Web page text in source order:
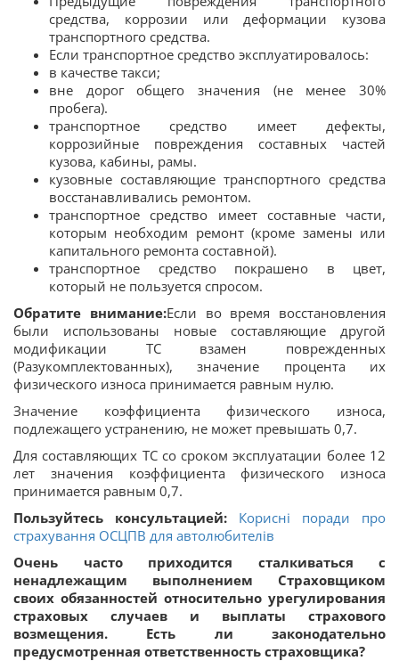
средства, коррозии или деформации кузова
транспортного средства.
Если транспортное средство эксплуатировалось:
в качестве такси;
вне дорог общего значения (не менее 30%
пробега).
транспортное средство имеет дефекты,
коррозийные повреждения составных частей
кузова, кабины, рамы.
кузовные составляющие транспортного средства
восстанавливались ремонтом.
транспортное средство имеет составные части,
которым необходим ремонт (кроме замены или
капитального ремонта составной).
транспортное средство покрашено в цвет,
который не пользуется спросом.
Обратите внимание:Если во время восстановления
были использованы новые составляющие другой
модификации ТС взамен поврежденных
(Разукомплектованных), значение процента их
физического износа принимается равным нулю.
Значение коэффициента физического износа,
подлежащего устранению, не может превышать 0,7.
Для составляющих ТС со сроком эксплуатации более 12
лет значения коэффициента физического износа
принимается равным 0,7.
Пользуйтесь консультацией: Корисні поради про
страхування ОСЦПВ для автолюбителів
Очень часто приходится сталкиваться с
ненадлежащим выполнением Страховщиком
своих обязанностей относительно урегулирования
страховых случаев и выплаты страхового
возмещения. Есть ли законодательно
предусмотренная ответственность страховщика?